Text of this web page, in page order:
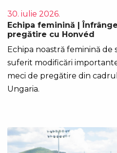
30. iulie 2026.
Echipa feminină |
pregătire cu Honvéd
Echipa noastră feminină de
suferit modificări
meci de pregătire din
Ungaria.